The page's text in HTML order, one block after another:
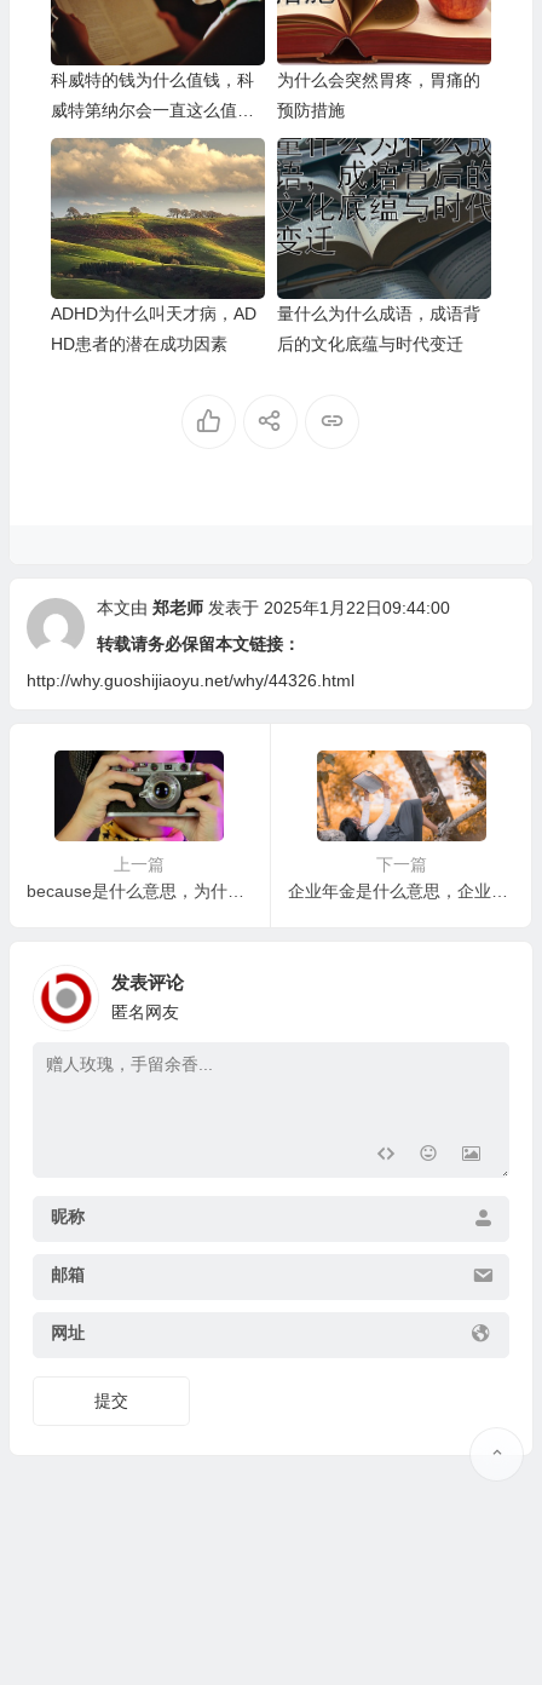
科威特的钱为什么值钱，科
威特第纳尔会一直这么值钱
吗？
为什么会突然胃疼，胃痛的
预防措施
ADHD为什么叫天才病，AD
HD患者的潜在成功因素
量什么为什么成语，成语背
后的文化底蕴与时代变迁
本文由 郑老师发表于 2025年1月22日09:44:00
转载请务必保留本文链接：
http://why.guoshijiaoyu.net/why/44326.html
上一篇
because是什么意思，为什么有人会滥用“because”？
下一篇
发表评论
匿名网友
昵称
邮箱
网址
提交